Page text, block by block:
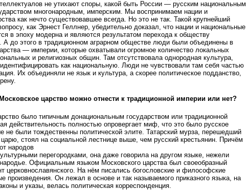
не утихают споры, какой быть России — русским национальным
многонародным, имперским. Мы воспринимаем нации и
как нечто существовавшее всегда. Но это не так. Такой крупнейший
как Эрнест Геллнер, убедительно доказал, что нации и национальные
в эпоху модерна и являются результатом перехода к обществу
А до этого в традиционном аграрном обществе люди были объединены в
— империи, которые охватывали огромное количество локальных
и религиозных общин. Там отсутствовала однородная культура,
как национальную. Люди не чувствовали там себя частью
Их объединяли не язык и культура, а скорее политическое подданство,
царство можно отнести к традиционной империи или нет?
было типичным донациональным государством или традиционной
действительность полностью опровергает миф, что это было русское
не были тождественны политической элите. Татарский мурза, перешедший
стоял на социальной лестнице выше, чем русский крестьянин. Причём
народов
перегородками, она даже говорила на другом языке, нежели
Официальным языком Московского царства был своеобразный
церковнославянского. На нём писались богословские и философские
произведения. Он лежал в основе и так называемого приказного языка, на
и указы, велась политическая корреспонденция.